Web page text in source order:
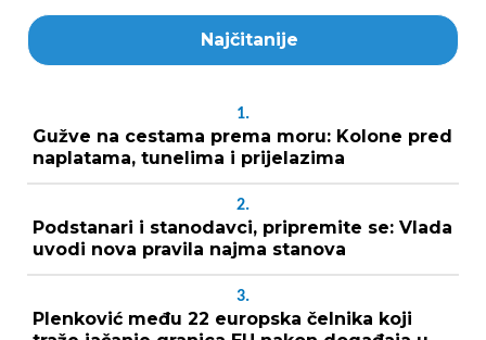
Najčitanije
1.
Gužve na cestama prema moru: Kolone pred
naplatama, tunelima i prijelazima
2.
Podstanari i stanodavci, pripremite se: Vlada
uvodi nova pravila najma stanova
3.
Plenković među 22 europska čelnika koji